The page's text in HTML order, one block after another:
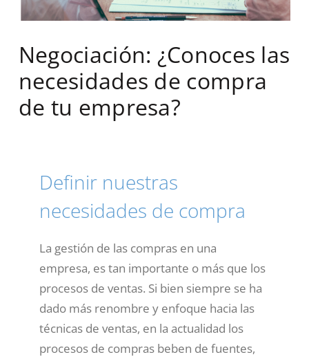
Negociación: ¿Conoces las
necesidades de compra
de tu empresa?
Definir nuestras
necesidades de compra
La gestión de las compras en una
empresa, es tan importante o más que los
procesos de ventas. Si bien siempre se ha
dado más renombre y enfoque hacia las
técnicas de ventas, en la actualidad los
procesos de compras beben de fuentes,